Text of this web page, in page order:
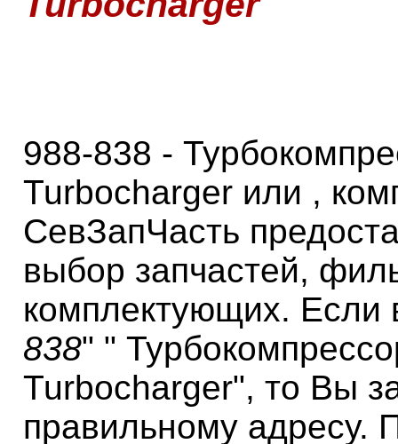
988-838 -
Turbocharger или ,
СевЗапЧасть
выбор запчастей,
комплектующих. Если
838" "
Turbocharger", то Вы
правильному адресу.